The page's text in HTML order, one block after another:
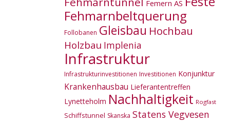
Femern AS
Fehmarnbeltquerung
Follobanen Gleisbau Hochbau
Holzbau Implenia
Infrastruktur
Infrastrukturinvestitionen Investitionen Konjunktur
Krankenhausbau Lieferantentreffen
Lynetteholm Nachhaltigkeit Rogfast
Schiffstunnel Skanska Statens Vegvesen